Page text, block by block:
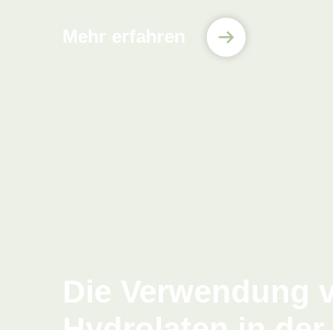
Mehr erfahren
Die Verwendung